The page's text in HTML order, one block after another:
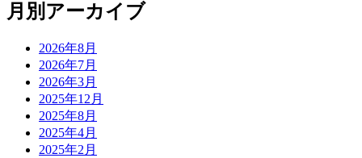
月別アーカイブ
2026年8月
2026年7月
2026年3月
2025年12月
2025年8月
2025年4月
2025年2月